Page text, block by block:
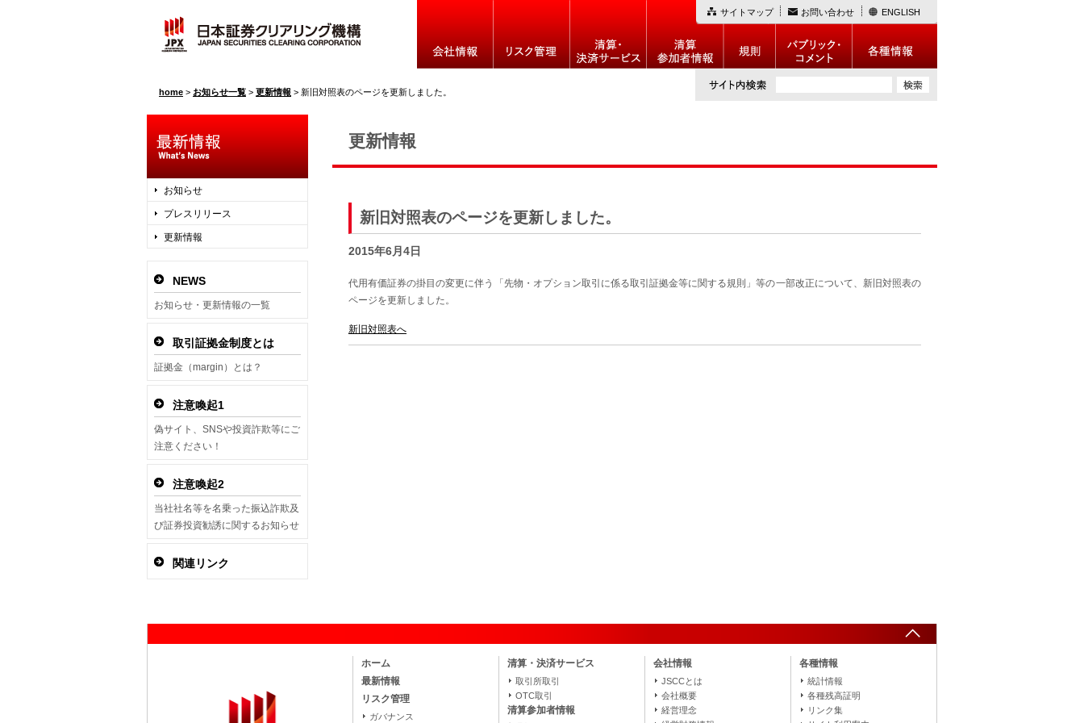
サイトマップ お問い合わせ ENGLISH
home > お知らせ一覧 > 更新情報 > 新旧対照表のページを更新しました。
更新情報
新旧対照表のページを更新しました。
2015年6月4日
代用有価証券の掛目の変更に伴う「先物・オプション取引に係る取引証拠金等に関する規則」等の一部改正について、新旧対照表の
ページを更新しました。
新旧対照表へ
お知らせ
プレスリリース
更新情報
NEWS
お知らせ・更新情報の一覧
取引証拠金制度とは
証拠金（margin）とは？
注意喚起1
偽サイト、SNSや投資詐欺等にご
注意ください！
注意喚起2
当社社名等を名乗った振込詐欺及
び証券投資勧誘に関するお知らせ
関連リンク
ホーム
最新情報
リスク管理
ガバナンス
清算・決済サービス
取引所取引
OTC取引
清算参加者情報
会社情報
JSCCとは
会社概要
経営理念
各種情報
統計情報
各種残高証明
リンク集